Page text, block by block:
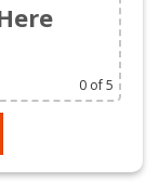
0 of 5